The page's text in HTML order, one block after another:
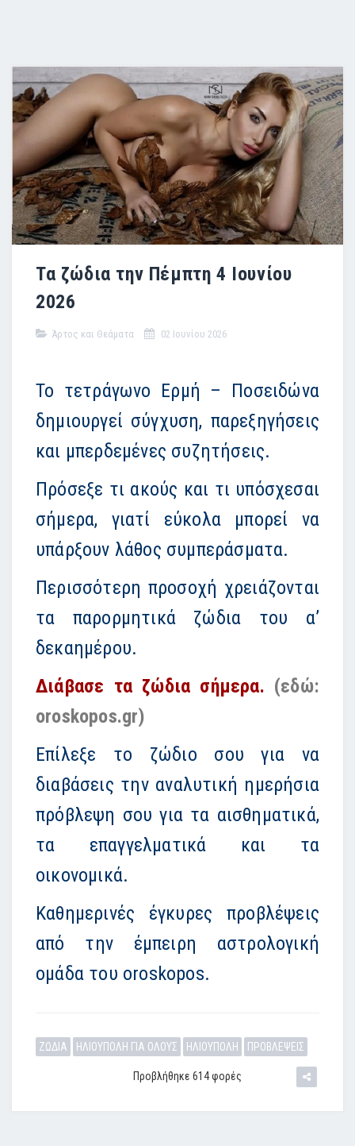
Τα ζώδια την Πέμπτη 4 Ιουνίου
2026
Άρτος και Θεάματα 02 Ιουνίου 2026
Το τετράγωνο Ερμή – Ποσειδώνα
δημιουργεί σύγχυση, παρεξηγήσεις
και μπερδεμένες συζητήσεις.
Πρόσεξε τι ακούς και τι υπόσχεσαι
σήμερα, γιατί εύκολα μπορεί να
υπάρξουν λάθος συμπεράσματα.
Περισσότερη προσοχή χρειάζονται
τα παρορμητικά ζώδια του α’
δεκαημέρου.
Διάβασε τα ζώδια σήμερα. (εδώ:
oroskopos.gr)
Επίλεξε το ζώδιο σου για να
διαβάσεις την αναλυτική ημερήσια
πρόβλεψη σου για τα αισθηματικά,
τα επαγγελματικά και τα
οικονομικά.
Καθημερινές έγκυρες προβλέψεις
από την έμπειρη αστρολογική
ομάδα του oroskopos.
ΖΩΔΙΑ ΗΛΙΟΥΠΟΛΗ ΓΙΑ ΟΛΟΥΣ ΗΛΙΟΥΠΟΛΗ ΠΡΟΒΛΕΨΕΙΣ
Προβλήθηκε 614 φορές